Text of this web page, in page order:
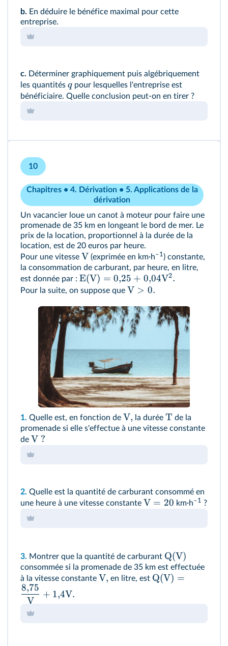
b. En déduire le bénéfice maximal pour cette
entreprise.
c. Déterminer graphiquement puis algébriquement
les quantités qpour lesquelles l'entreprise est
bénéficiaire. Quelle conclusion peut-on en tirer ?
10
Chapitres • 4. Dérivation • 5. Applications de la
dérivation
Un vacancier loue un canot à moteur pour faire une
promenade de 35 km en longeant le bord de mer. Le
prix de la location, proportionnel à la durée de la
location, est de 20 euros par heure.
Pour une vitesse V (exprimée en km·h–1) constante,
la consommation de carburant, par heure, en litre,
est donnée par : E(V) = 0,25 + 0,04V2.
Pour la suite, on suppose que V > 0.
1. Quelle est, en fonction de V, la durée T de la
promenade si elle s'effectue à une vitesse constante
de V ?
2. Quelle est la quantité de carburant consommé en
une heure à une vitesse constante V = 20 km·h–1 ?
3. Montrer que la quantité de carburant Q(V)
consommée si la promenade de 35 km est effectuée
à la vitesse constante V, en litre, est Q(V) =
V
8,75
+ 1,4V.